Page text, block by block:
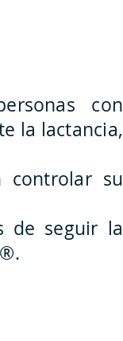
con
la lactancia,
controlar su
de seguir la